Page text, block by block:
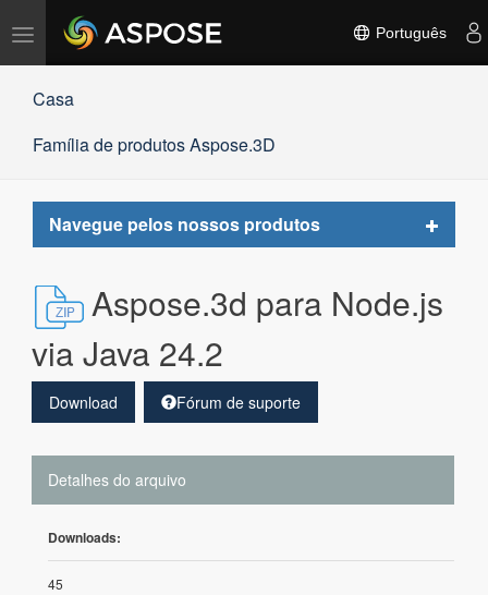
Alternar
navegação
Português
Casa
Família de produtos Aspose.3D
Navegue pelos nossos produtos
Toggle
Aspose.3d para Node.js
via Java 24.2
Download Fórum de suporte
Detalhes do arquivo
Downloads:
45